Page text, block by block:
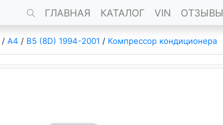
ГЛАВНАЯ КАТАЛОГ VIN ОТЗЫВЫ
/ A4 / B5 (8D) 1994-2001 / Компрессор кондиционера